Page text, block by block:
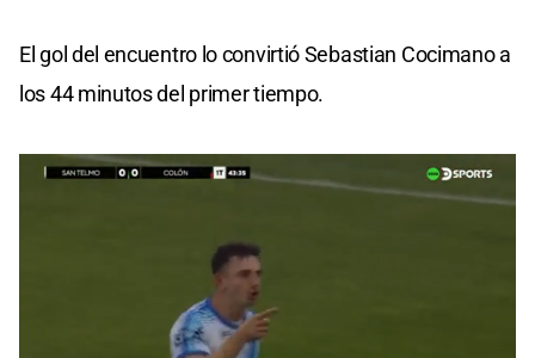
El gol del encuentro lo convirtió Sebastian Cocimano a
los 44 minutos del primer tiempo.